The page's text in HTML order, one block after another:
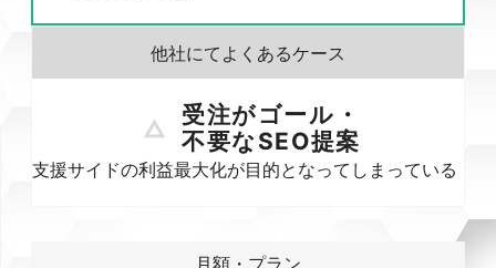
受注がゴール・
不要なSEO提案
支援サイドの利益最大化が目的となってしまっている